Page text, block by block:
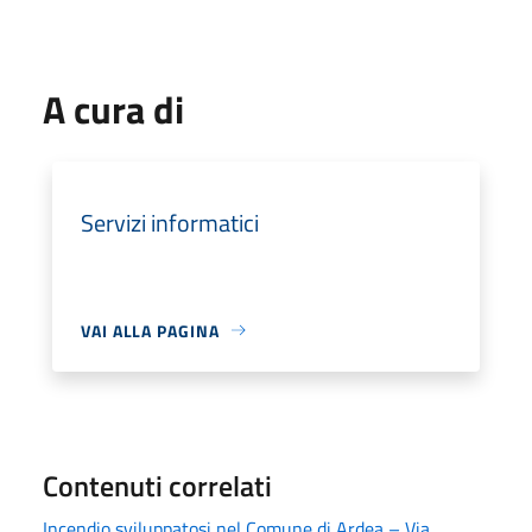
A cura di
Servizi informatici
VAI ALLA PAGINA
Contenuti correlati